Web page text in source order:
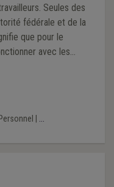
Seules des
fédérale et de la
que pour le
avec les
Personnel ...